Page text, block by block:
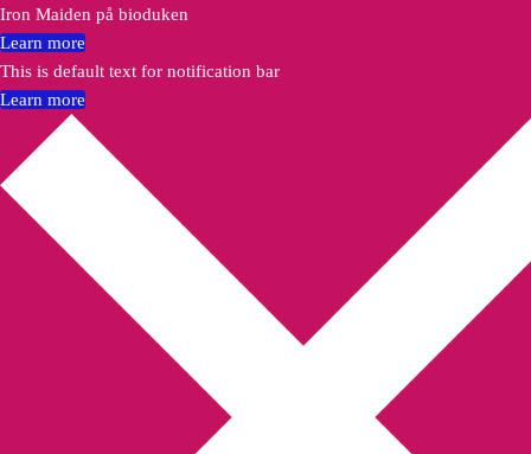
Iron Maiden på bioduken
Learn more
This is default text for notification bar
Learn more